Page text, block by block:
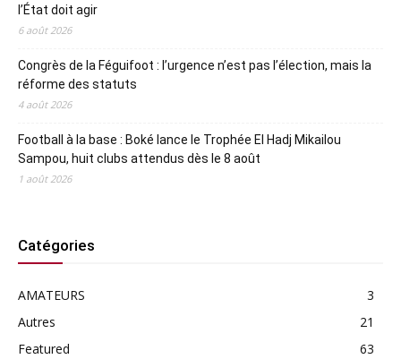
l’État doit agir
6 août 2026
Congrès de la Féguifoot : l’urgence n’est pas l’élection, mais la
réforme des statuts
4 août 2026
Football à la base : Boké lance le Trophée El Hadj Mikailou
Sampou, huit clubs attendus dès le 8 août
1 août 2026
Catégories
AMATEURS
3
Autres
21
Featured
63